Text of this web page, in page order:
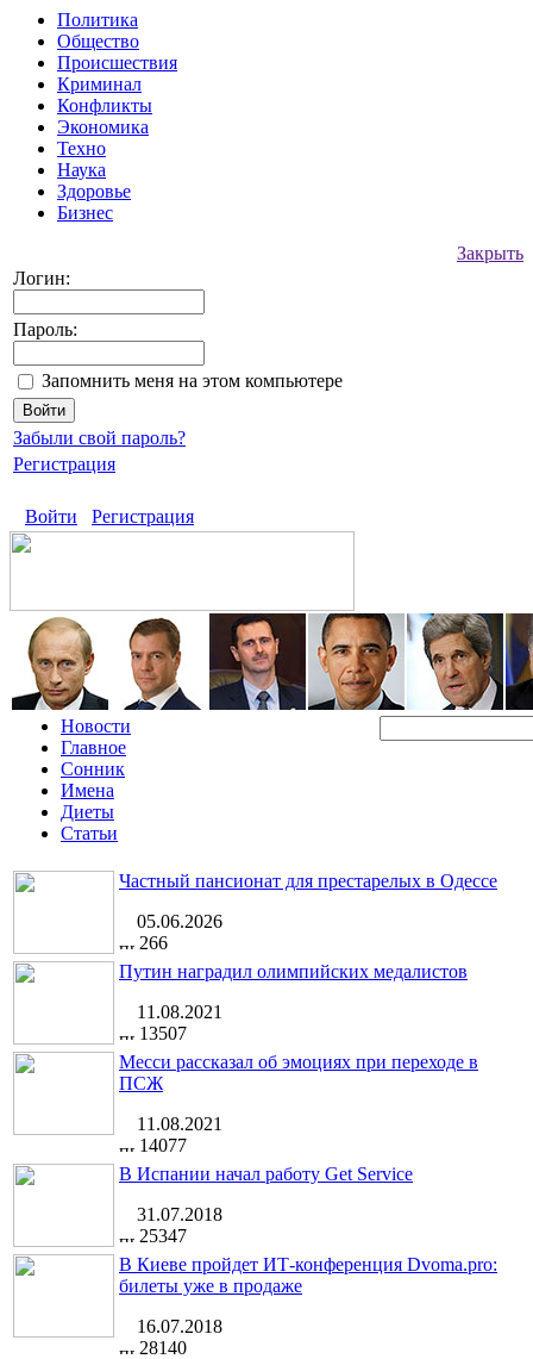
Политика
Общество
Происшествия
Криминал
Конфликты
Экономика
Техно
Наука
Здоровье
Бизнес
Закрыть
Логин:
Пароль:
Запомнить меня на этом компьютере
Забыли свой пароль?
Регистрация
Войти Регистрация
Новости
Главное
Сонник
Имена
Диеты
Статьи
Частный пансионат для престарелых в Одессе
05.06.2026
266
Путин наградил олимпийских медалистов
11.08.2021
13507
Месси рассказал об эмоциях при переходе в
ПСЖ
11.08.2021
14077
В Испании начал работу Get Service
31.07.2018
25347
В Киеве пройдет ИТ-конференция Dvoma.pro:
билеты уже в продаже
16.07.2018
28140